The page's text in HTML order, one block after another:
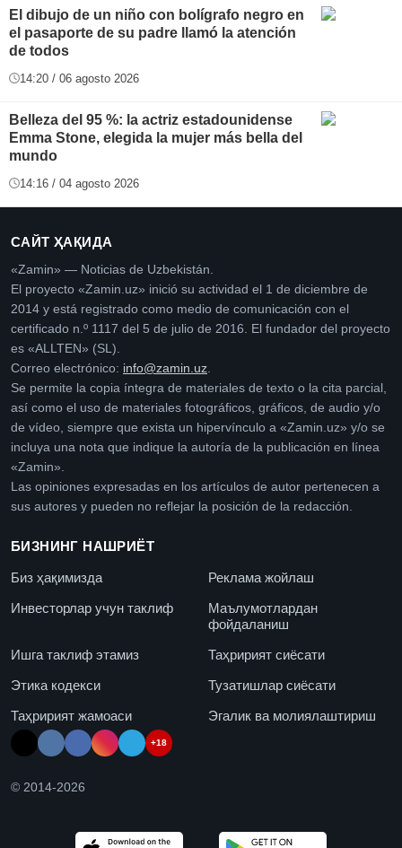
El dibujo de un niño con bolígrafo negro en
el pasaporte de su padre llamó la atención
de todos
14:20 / 06 agosto 2026
Belleza del 95 %: la actriz estadounidense
Emma Stone, elegida la mujer más bella del
mundo
14:16 / 04 agosto 2026
САЙТ ҲАҚИДА
«Zamin» — Noticias de Uzbekistán.
El proyecto «Zamin.uz» inició su actividad el 1 de diciembre de
2014 y está registrado como medio de comunicación con el
certificado n.º 1117 del 5 de julio de 2016. El fundador del proyecto
es «ALLTEN» (SL).
Correo electrónico: info@zamin.uz
Se permite la copia íntegra de materiales de texto o la cita parcial,
así como el uso de materiales fotográficos, gráficos, de audio y/o
de vídeo, siempre que exista un hipervínculo a «Zamin.uz» y/o se
incluya una nota que indique la autoría de la publicación en línea
«Zamin».
Las opiniones expresadas en los artículos de autor pertenecen a
sus autores y pueden no reflejar la posición de la redacción.
БИЗНИНГ НАШРИЁТ
Биз ҳақимизда
Реклама жойлаш
Инвесторлар учун таклиф
Маълумотлардан
фойдаланиш
Ишга таклиф этамиз
Таҳририят сиёсати
Этика кодекси
Тузатишлар сиёсати
Таҳририят жамоаси
Эгалик ва молиялаштириш
+18
© 2014-2026